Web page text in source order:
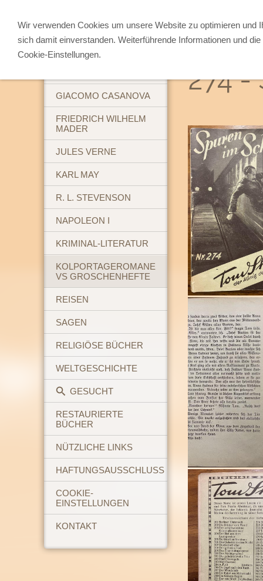
ABENTEUERBÜCHER
GIACOMO CASANOVA
FRIEDRICH WILHELM
MADER
JULES VERNE
KARL MAY
R. L. STEVENSON
NAPOLEON I
KRIMINAL-LITERATUR
KOLPORTAGEROMANE
VS GROSCHENHEFTE
REISEN
SAGEN
RELIGIÖSE BÜCHER
WELTGESCHICHTE
GESUCHT
RESTAURIERTE
BÜCHER
NÜTZLICHE LINKS
HAFTUNGSAUSSCHLUSS
COOKIE-
EINSTELLUNGEN
KONTAKT
274 -
Wir verwenden Cookies um unsere Website zu optimieren und
sich damit einverstanden. Weiterführende Informationen und
Cookie-Einstellungen.